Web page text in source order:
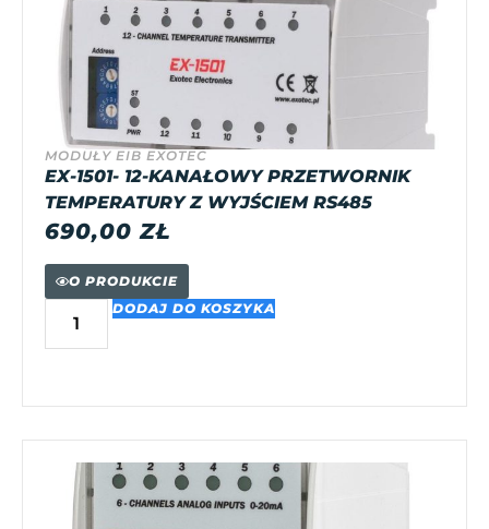
MODUŁY EIB EXOTEC
EX-1501- 12-KANAŁOWY PRZETWORNIK
TEMPERATURY Z WYJŚCIEM RS485
690,00ZŁ
O PRODUKCIE
DODAJ DO KOSZYKA